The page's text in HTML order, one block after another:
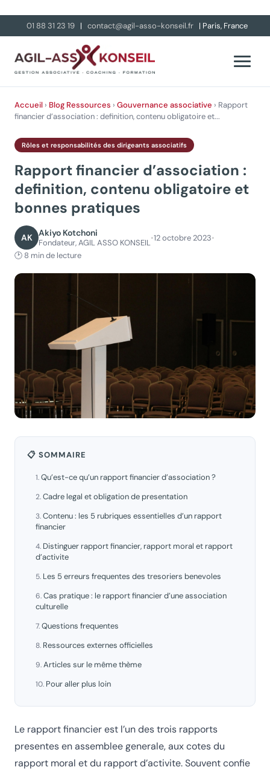
01 88 31 23 19 | contact@agil-asso-konseil.fr | Paris, France
Accueil › Blog Ressources › Gouvernance associative › Rapport
financier d’association : definition, contenu obligatoire et...
Rôles et responsabilités des dirigeants associatifs
Rapport financier d’association :
definition, contenu obligatoire et
bonnes pratiques
AK Akiyo Kotchoni
Fondateur, AGIL ASSO KONSEIL•12 octobre 2023•
🕑 8 min de lecture
📋 SOMMAIRE
Qu’est-ce qu’un rapport financier d’association ?
Cadre legal et obligation de presentation
Contenu : les 5 rubriques essentielles d’un rapport
financier
Distinguer rapport financier, rapport moral et rapport
d’activite
Les 5 erreurs frequentes des tresoriers benevoles
Cas pratique : le rapport financier d’une association
culturelle
Questions frequentes
Ressources externes officielles
Articles sur le même thème
Pour aller plus loin
Le rapport financier est l’un des trois rapports
presentes en assemblee generale, aux cotes du
rapport moral et du rapport d’activite. Souvent confie